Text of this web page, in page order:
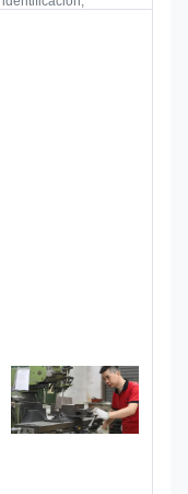
rótulo metálico,
todas las